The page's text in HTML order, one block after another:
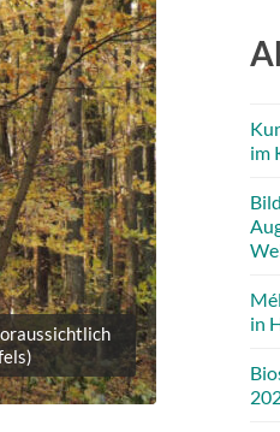
im
in